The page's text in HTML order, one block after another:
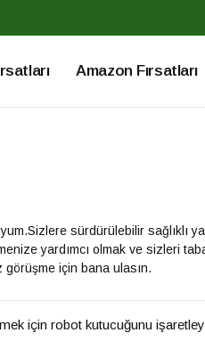
Amazon Fırsatları
sürdürülebilir sağlıklı
yardımcı olmak ve sizleri
için bana ulasın.
için robot kutucuğunu